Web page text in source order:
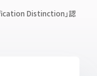
Distinction」認